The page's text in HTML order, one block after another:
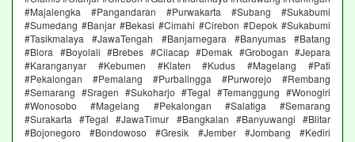
#Majalengka #Pangandaran #Purwakarta #Subang #Sukabumi
#Sumedang #Banjar #Bekasi #Cimahi #Cirebon #Depok #Sukabumi
#Tasikmalaya #JawaTengah #Banjarnegara #Banyumas #Batang
#Blora #Boyolali #Brebes #Cilacap #Demak #Grobogan #Jepara
#Karanganyar #Kebumen #Klaten #Kudus #Magelang #Pati
#Pekalongan #Pemalang #Purbalingga #Purworejo #Rembang
#Semarang #Sragen #Sukoharjo #Tegal #Temanggung #Wonogiri
#Wonosobo #Magelang #Pekalongan #Salatiga #Semarang
#Surakarta #Tegal #JawaTimur #Bangkalan #Banyuwangi #Blitar
#Bojonegoro #Bondowoso #Gresik #Jember #Jombang #Kediri